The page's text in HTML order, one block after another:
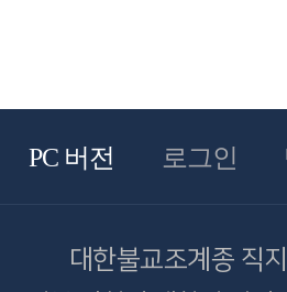
PC 버전 로그인
대한불교조계종 직